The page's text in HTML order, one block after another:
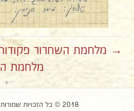
→ מלחמת השחרור פקודות
מלחמת
2018 © כל הזכויות שמורות ליוסי עופר "גולה ותקומה"